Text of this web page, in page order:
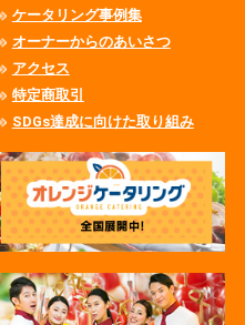
ケータリング事例集
オーナーからのあいさつ
アクセス
特定商取引
SDGs達成に向けた取り組み